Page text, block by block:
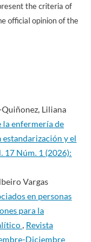
the criteria of
official opinion of the
Liliana
la enfermería de
y el
17 Núm. 1 (2026):
Vargas
en personas
para la
, Revista
Diciembre